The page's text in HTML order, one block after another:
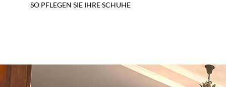
SO PFLEGEN SIE IHRE SCHUHE